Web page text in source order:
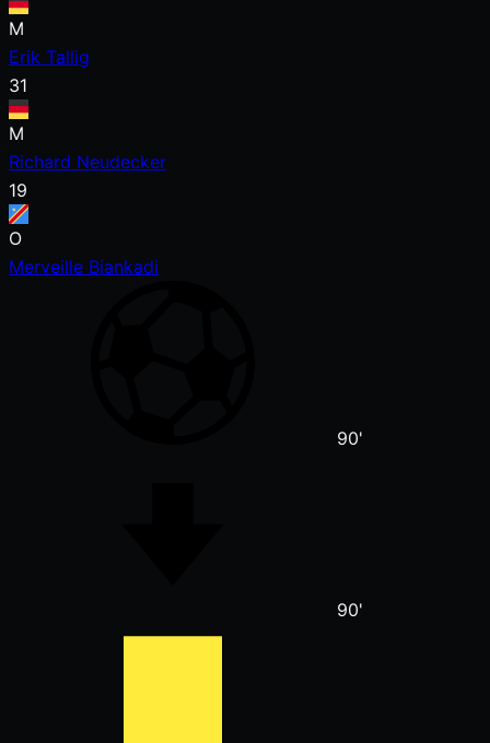
M
Erik Tallig
31
M
Richard Neudecker
19
O
Merveille Biankadi
90'
90'